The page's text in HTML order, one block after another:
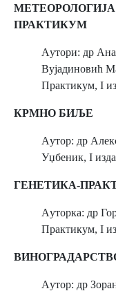
ПРАКТИКУМ
Aутори: др
Вујадиновић
Практикум, I
КРМНО БИЉЕ
Aутор: др
Уџбеник, I
ГЕНЕТИКА-
Aуторка: др
Практикум, I
Aутор: др